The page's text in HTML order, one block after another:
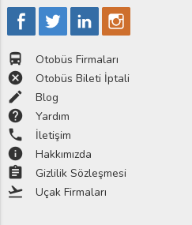
directions_bus Otobüs Firmaları
cancel Otobüs Bileti İptali
edit Blog
help Yardım
phone İletişim
info Hakkımızda
assignment Gizlilik Sözleşmesi
flight_takeoff Uçak Firmaları